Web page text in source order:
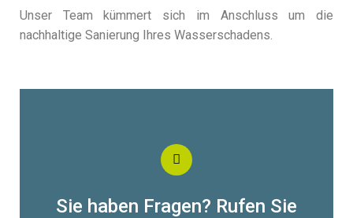
Unser Team kümmert sich im Anschluss um die
nachhaltige Sanierung Ihres Wasserschadens.
Sie haben Fragen? Rufen Sie